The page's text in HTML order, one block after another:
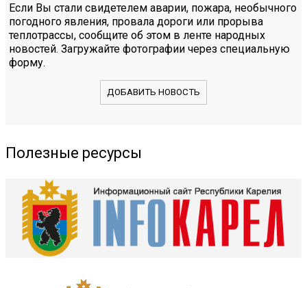
Если Вы стали свидетелем аварии, пожара, необычного
погодного явления, провала дороги или прорыва
теплотрассы, сообщите об этом в ленте народных
новостей. Загружайте фотографии через специальную
форму.
ДОБАВИТЬ НОВОСТЬ
Полезные ресурсы